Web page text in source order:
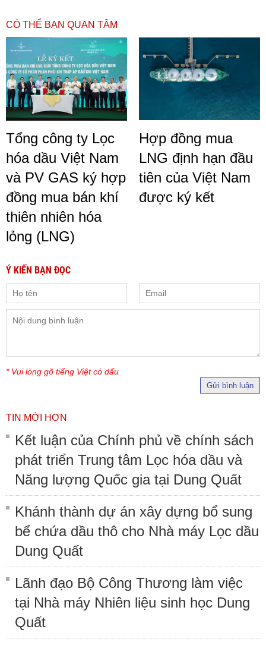
CÓ THỂ BẠN QUAN TÂM
Tổng công ty Lọc
hóa dầu Việt Nam
và PV GAS ký hợp
đồng mua bán khí
thiên nhiên hóa
lỏng (LNG)
Hợp đồng mua
LNG định hạn đầu
tiên của Việt Nam
được ký kết
Ý KIẾN BẠN ĐỌC
* Vui lòng gõ tiếng Việt có dấu
Gửi bình luận
TIN MỚI HƠN
Kết luận của Chính phủ về chính sách
phát triển Trung tâm Lọc hóa dầu và
Năng lượng Quốc gia tại Dung Quất
Khánh thành dự án xây dựng bổ sung
bể chứa dầu thô cho Nhà máy Lọc dầu
Dung Quất
Lãnh đạo Bộ Công Thương làm việc
tại Nhà máy Nhiên liệu sinh học Dung
Quất